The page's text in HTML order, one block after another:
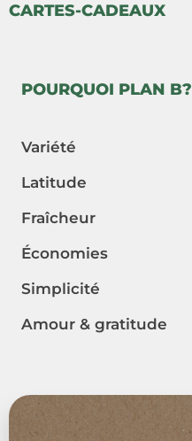
CARTES-CADEAUX
POURQUOI PLAN B?
Variété
Latitude
Fraîcheur
Économies
Simplicité
Amour & gratitude